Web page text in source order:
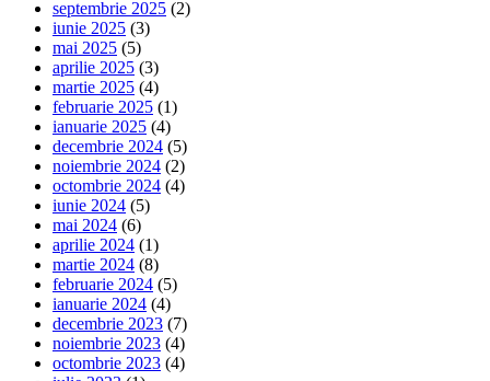
septembrie 2025 (2)
iunie 2025 (3)
mai 2025 (5)
aprilie 2025 (3)
martie 2025 (4)
februarie 2025 (1)
ianuarie 2025 (4)
decembrie 2024 (5)
noiembrie 2024 (2)
octombrie 2024 (4)
iunie 2024 (5)
mai 2024 (6)
aprilie 2024 (1)
martie 2024 (8)
februarie 2024 (5)
ianuarie 2024 (4)
decembrie 2023 (7)
noiembrie 2023 (4)
octombrie 2023 (4)